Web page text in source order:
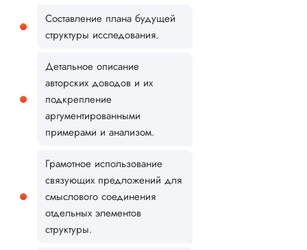
Составление плана будущей
структуры исследования.
Детальное описание
авторских доводов и их
подкрепление
аргументированными
примерами и анализом.
Грамотное использование
связующих предложений для
смыслового соединения
отдельных элементов
структуры.